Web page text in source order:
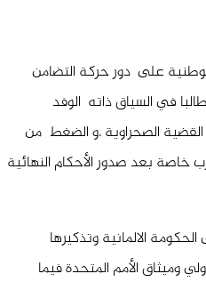
على دور حركة التضامن
في السياق ذاته الوفد
القضية الصحراوية ،و الضغط من
خاصة بعد صدور الأحكام النهائية
الالمانية وتذكيرها
وميثاق الأمم المتحدة فيما